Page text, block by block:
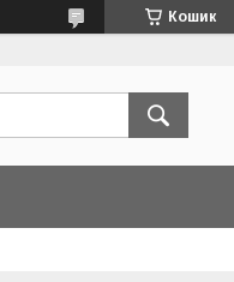
Кошик